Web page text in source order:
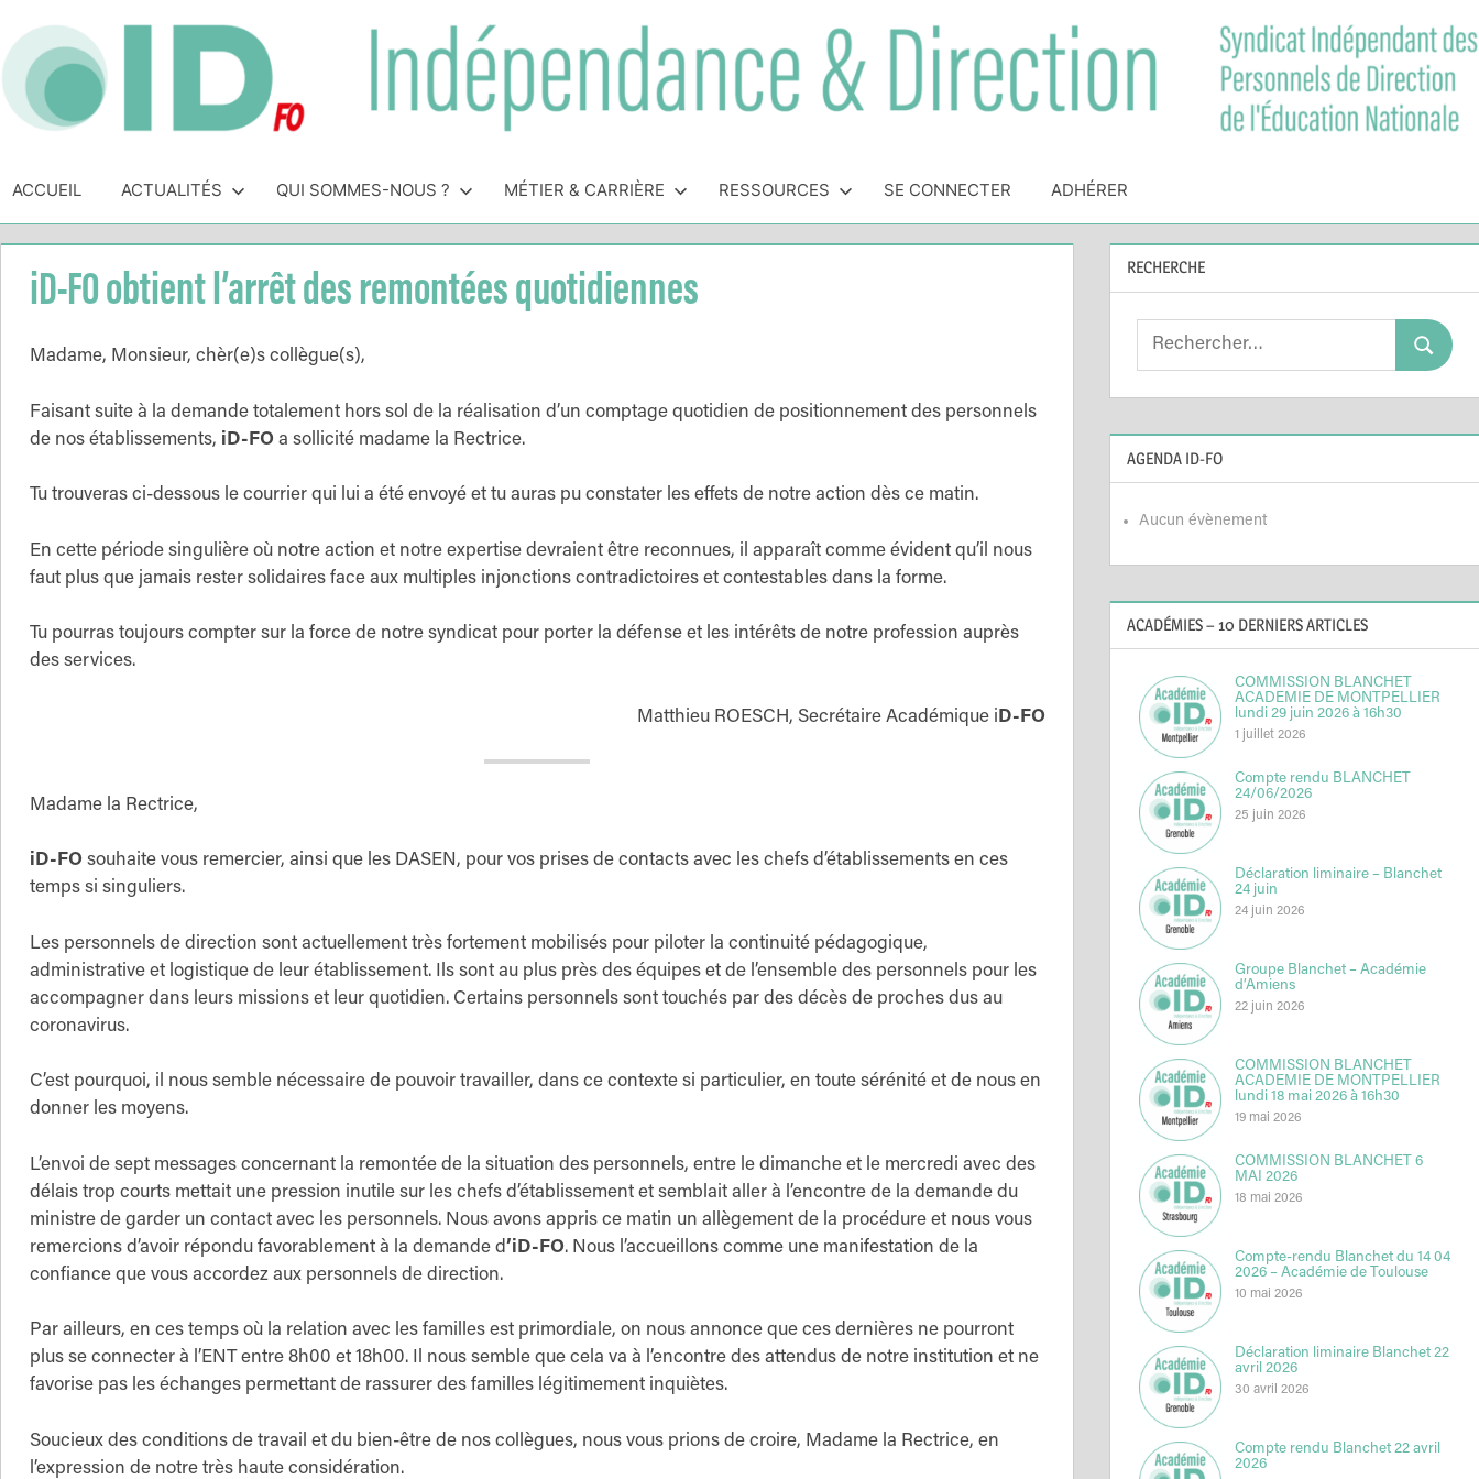
content
&
Direction
indépendant
direction
l'Éducation
ACCUEIL ACTUALITÉS QUI SOMMES-NOUS ? MÉTIER & CARRIÈRE RESSOURCES SE CONNECTER ADHÉRER
iD-FO obtient l’arrêt des remontées quotidiennes
Madame, Monsieur, chèr(e)s collègue(s),
Faisant suite à la demande totalement hors sol de la réalisation d’un comptage quotidien de positionnement des personnels
de nos établissements, iD-FO a sollicité madame la Rectrice.
Tu trouveras ci-dessous le courrier qui lui a été envoyé et tu auras pu constater les effets de notre action dès ce matin.
En cette période singulière où notre action et notre expertise devraient être reconnues, il apparaît comme évident qu’il nous
faut plus que jamais rester solidaires face aux multiples injonctions contradictoires et contestables dans la forme.
Tu pourras toujours compter sur la force de notre syndicat pour porter la défense et les intérêts de notre profession auprès
des services.
Matthieu ROESCH, Secrétaire Académique iD-FO
Madame la Rectrice,
iD-FO souhaite vous remercier, ainsi que les DASEN, pour vos prises de contacts avec les chefs d’établissements en ces
temps si singuliers.
Les personnels de direction sont actuellement très fortement mobilisés pour piloter la continuité pédagogique,
administrative et logistique de leur établissement. Ils sont au plus près des équipes et de l’ensemble des personnels pour les
accompagner dans leurs missions et leur quotidien. Certains personnels sont touchés par des décès de proches dus au
coronavirus.
C’est pourquoi, il nous semble nécessaire de pouvoir travailler, dans ce contexte si particulier, en toute sérénité et de nous en
donner les moyens.
L’envoi de sept messages concernant la remontée de la situation des personnels, entre le dimanche et le mercredi avec des
délais trop courts mettait une pression inutile sur les chefs d’établissement et semblait aller à l’encontre de la demande du
ministre de garder un contact avec les personnels. Nous avons appris ce matin un allègement de la procédure et nous vous
remercions d’avoir répondu favorablement à la demande d’iD-FO. Nous l’accueillons comme une manifestation de la
confiance que vous accordez aux personnels de direction.
Par ailleurs, en ces temps où la relation avec les familles est primordiale, on nous annonce que ces dernières ne pourront
plus se connecter à l’ENT entre 8h00 et 18h00. Il nous semble que cela va à l’encontre des attendus de notre institution et ne
favorise pas les échanges permettant de rassurer des familles légitimement inquiètes.
Soucieux des conditions de travail et du bien-être de nos collègues, nous vous prions de croire, Madame la Rectrice, en
l’expression de notre très haute considération.
RECHERCHE
Search
Search
AGENDA ID-FO
Aucun évènement
ACADÉMIES – 10 DERNIERS ARTICLES
COMMISSION BLANCHET
ACADEMIE DE MONTPELLIER
lundi 29 juin 2026 à 16h30
1 juillet 2026
Compte rendu BLANCHET
24/06/2026
25 juin 2026
Déclaration liminaire – Blanchet
24 juin
24 juin 2026
Groupe Blanchet – Académie
d’Amiens
22 juin 2026
COMMISSION BLANCHET
ACADEMIE DE MONTPELLIER
lundi 18 mai 2026 à 16h30
19 mai 2026
COMMISSION BLANCHET 6
MAI 2026
18 mai 2026
Compte-rendu Blanchet du 14 04
2026 – Académie de Toulouse
10 mai 2026
Déclaration liminaire Blanchet 22
avril 2026
30 avril 2026
Compte rendu Blanchet 22 avril
2026